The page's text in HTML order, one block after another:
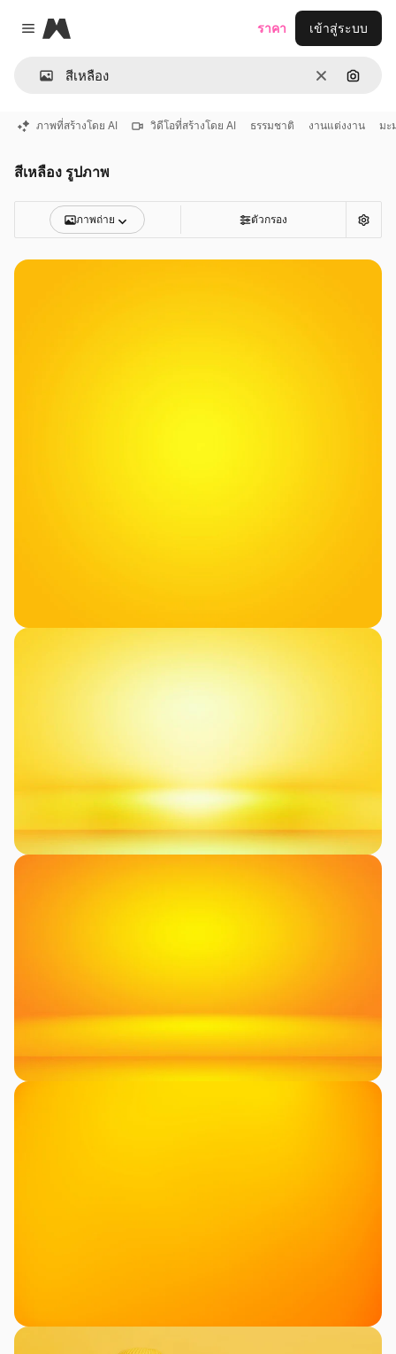
Close menu
Magnific
ชัดเจนค้นหา
ราคา เข้าสู่ระบบ
ภาพที่สร้างโดย AI วิดีโอที่สร้างโดย AI ธรรมชาติ งานแต่งงาน มะ
สีเหลือง รูปภาพ
ภาพถ่าย ตัวกรอง